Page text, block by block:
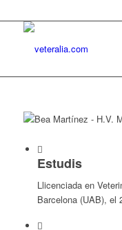
Estudis
Llicenciada en
Barcelona (UAB), el